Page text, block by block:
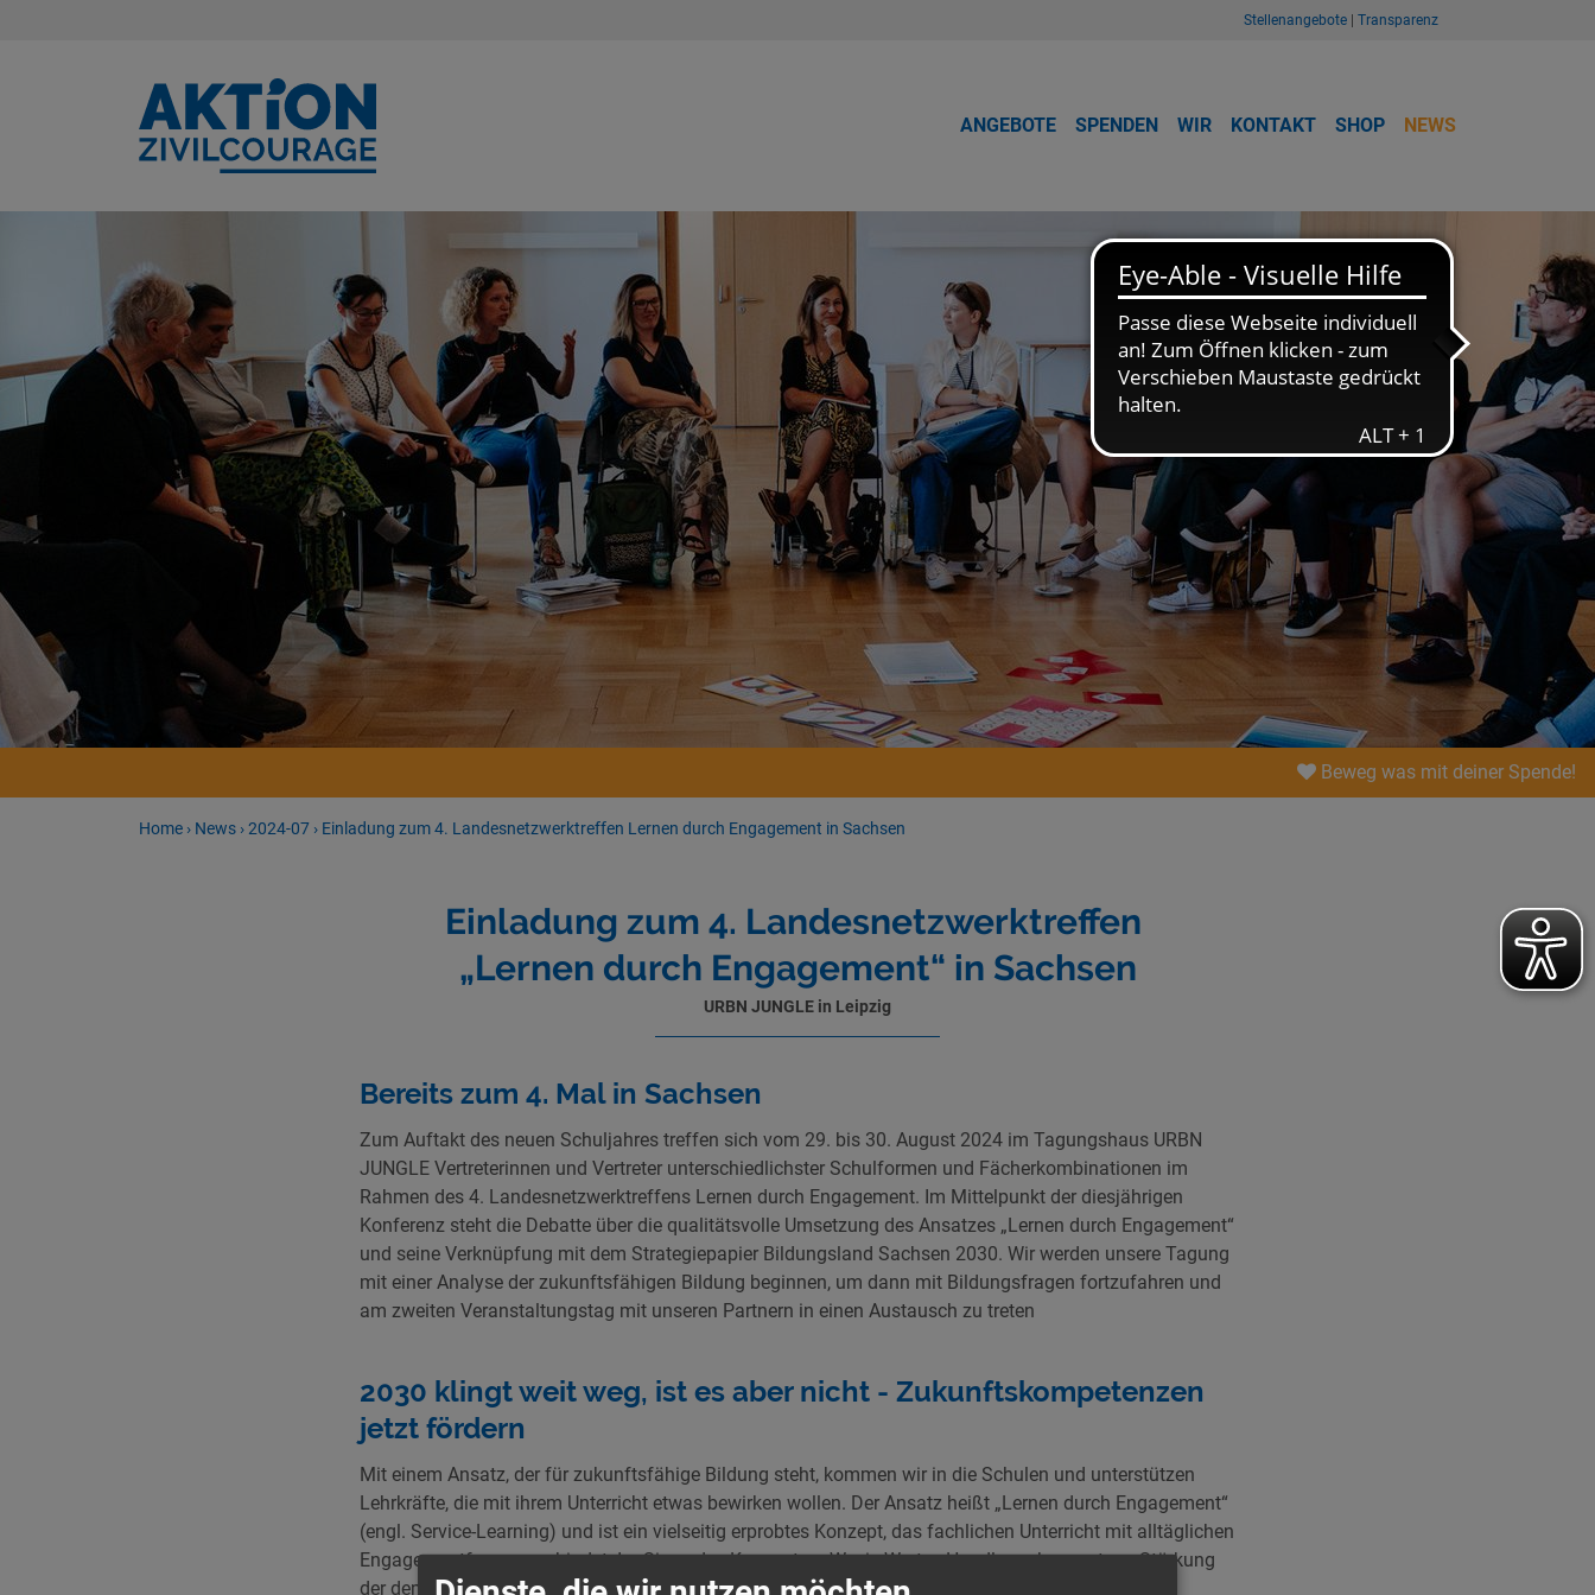
Stellenangebote Transparenz
ANGEBOTE SPENDEN WIR KONTAKT SHOP NEWS
Beweg was mit deiner Spende!
Home › News ›2024-07 › Einladung zum 4. Landesnetzwerktreffen Lernen durch Engagement in Sachsen
Einladung zum 4. Landesnetzwerktreffen
„Lernen durch Engagement“ in Sachsen
URBN JUNGLE in Leipzig
Bereits zum 4. Mal in Sachsen
Zum Auftakt des neuen Schuljahres treffen sich vom 29. bis 30. August 2024 im Tagungshaus URBN
JUNGLE Vertreterinnen und Vertreter unterschiedlichster Schulformen und Fächerkombinationen im
Rahmen des 4. Landesnetzwerktreffens Lernen durch Engagement. Im Mittelpunkt der diesjährigen
Konferenz steht die Debatte über die qualitätsvolle Umsetzung des Ansatzes „Lernen durch Engagement“
und seine Verknüpfung mit dem Strategiepapier Bildungsland Sachsen 2030. Wir werden unsere Tagung
mit einer Analyse der zukunftsfähigen Bildung beginnen, um dann mit Bildungsfragen fortzufahren und
am zweiten Veranstaltungstag mit unseren Partnern in einen Austausch zu treten
2030 klingt weit weg, ist es aber nicht - Zukunftskompetenzen
jetzt fördern
Mit einem Ansatz, der für zukunftsfähige Bildung steht, kommen wir in die Schulen und unterstützen
Lehrkräfte, die mit ihrem Unterricht etwas bewirken wollen. Der Ansatz heißt „Lernen durch Engagement“
(engl. Service-Learning) und ist ein vielseitig erprobtes Konzept, das fachlichen Unterricht mit alltäglichen
Engagementformen verbindet. Im Sinne des Konzeptes „W wie Werte - Handlungskonzept zur Stärkung
der demokratischen Schulentwicklung und politischen Bildung an sächsischen Schulen“ und des